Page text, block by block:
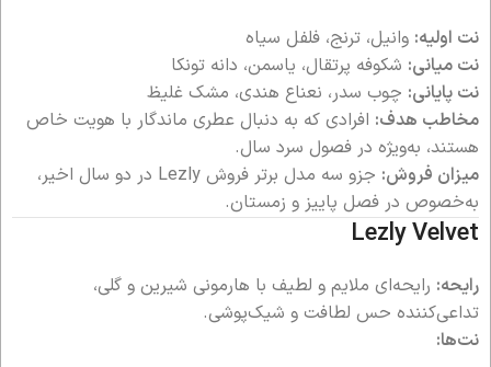
نت اولیه: وانیل، ترنج، فلفل سیاه
نت میانی: شکوفه پرتقال، یاسمن، دانه تونکا
نت پایانی: چوب سدر، نعناع هندی، مشک غلیظ
مخاطب هدف: افرادی که به دنبال عطری ماندگار با هویت خاص
هستند، به‌ویژه در فصول سرد سال.
میزان فروش:
جزو سه مدل برتر فروش Lezly در دو سال اخیر،
به‌خصوص در فصل پاییز و زمستان.
Lezly Velvet
رایحه: رایحه‌ای ملایم و لطیف با هارمونی شیرین و گلی،
تداعی‌کننده حس لطافت و شیک‌پوشی.
نت‌ها: